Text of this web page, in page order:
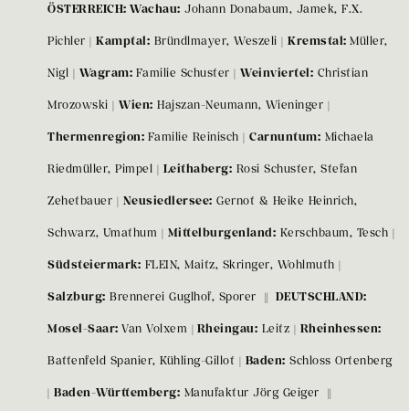
ÖSTERREICH: Wachau: Johann Donabaum, Jamek, F.X.
Pichler | Kamptal: Bründlmayer, Weszeli | Kremstal: Müller,
Nigl | Wagram: Familie Schuster | Weinviertel: Christian
Mrozowski | Wien: Hajszan-Neumann, Wieninger |
Thermenregion: Familie Reinisch | Carnuntum: Michaela
Riedmüller, Pimpel | Leithaberg: Rosi Schuster, Stefan
Zehetbauer | Neusiedlersee: Gernot & Heike Heinrich,
Schwarz, Umathum | Mittelburgenland: Kerschbaum, Tesch |
Südsteiermark: FLEIN, Maitz, Skringer, Wohlmuth |
Salzburg: Brennerei Guglhof, Sporer || DEUTSCHLAND:
Mosel-Saar: Van Volxem | Rheingau: Leitz | Rheinhessen:
Battenfeld Spanier, Kühling-Gillot | Baden: Schloss Ortenberg
| Baden-Württemberg: Manufaktur Jörg Geiger ||